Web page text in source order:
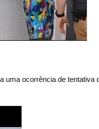
uma ocorrência de tentativa